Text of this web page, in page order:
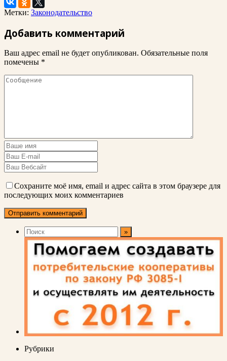
Метки: Законодательство
Добавить комментарий
Ваш адрес email не будет опубликован. Обязательные поля
помечены *
Сохраните моё имя, email и адрес сайта в этом браузере для
последующих моих комментариев
Рубрики